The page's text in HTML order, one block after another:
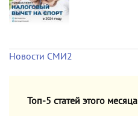
Новости СМИ2
Топ-5 статей этого месяца